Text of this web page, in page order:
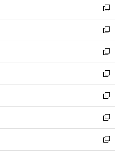
く
ド
ウ
で
開
く
ィ
ン
ド
ウ
で
開
く
い
ウ
ィ
ン
ド
ウ
で
開
く
新
し
い
ウ
ィ
ン
ド
ウ
で
開
く
新
し
い
ウ
ィ
ン
ド
ウ
で
開
く
新
し
い
ウ
ィ
ン
ド
ウ
で
開
新
し
い
ウ
ィ
ン
ド
ウ
新
し
い
ウ
ィ
ン
新
し
い
ウ
新
し